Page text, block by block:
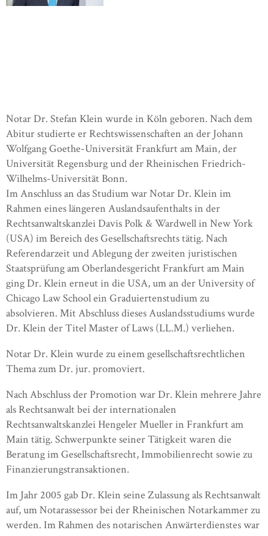
Notar Dr. Stefan Klein wurde in Köln geboren. Nach dem
Abitur studierte er Rechtswissenschaften an der Johann
Wolfgang Goethe-Universität Frankfurt am Main, der
Universität Regensburg und der Rheinischen Friedrich-
Wilhelms-Universität Bonn.
Im Anschluss an das Studium war Notar Dr. Klein im
Rahmen eines längeren Auslandsaufenthalts in der
Rechtsanwaltskanzlei Davis Polk & Wardwell in New York
(USA) im Bereich des Gesellschaftsrechts tätig. Nach
Referendarzeit und Ablegung der zweiten juristischen
Staatsprüfung am Oberlandesgericht Frankfurt am Main
ging Dr. Klein erneut in die USA, um an der University of
Chicago Law School ein Graduiertenstudium zu
absolvieren. Mit Abschluss dieses Auslandsstudiums wurde
Dr. Klein der Titel Master of Laws (LL.M.) verliehen.
Notar Dr. Klein wurde zu einem gesellschaftsrechtlichen
Thema zum Dr. jur. promoviert.
Nach Abschluss der Promotion war Dr. Klein mehrere Jahre
als Rechtsanwalt bei der internationalen
Rechtsanwaltskanzlei Hengeler Mueller in Frankfurt am
Main tätig. Schwerpunkte seiner Tätigkeit waren die
Beratung im Gesellschaftsrecht, Immobilienrecht sowie zu
Finanzierungstransaktionen.
Im Jahr 2005 gab Dr. Klein seine Zulassung als Rechtsanwalt
auf, um Notarassessor bei der Rheinischen Notarkammer zu
werden. Im Rahmen des notarischen Anwärterdienstes war